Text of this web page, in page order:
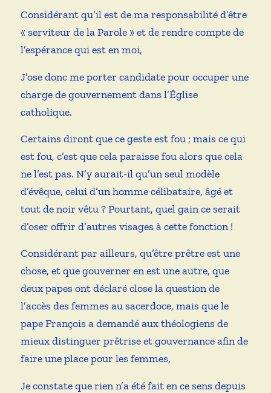
Considérant qu’il est de ma responsabilité d’être
« serviteur de la Parole » et de rendre compte de
l’espérance qui est en moi,
J’ose donc me porter candidate pour occuper une
charge de gouvernement dans l’Église
catholique.
Certains diront que ce geste est fou ; mais ce qui
est fou, c’est que cela paraisse fou alors que cela
ne l’est pas. N’y aurait-il qu’un seul modèle
d’évêque, celui d’un homme célibataire, âgé et
tout de noir vêtu ? Pourtant, quel gain ce serait
d’oser offrir d’autres visages à cette fonction !
Considérant par ailleurs, qu’être prêtre est une
chose, et que gouverner en est une autre, que
deux papes ont déclaré close la question de
l’accès des femmes au sacerdoce, mais que le
pape François a demandé aux théologiens de
mieux distinguer prêtrise et gouvernance afin de
faire une place pour les femmes,
Je constate que rien n’a été fait en ce sens depuis